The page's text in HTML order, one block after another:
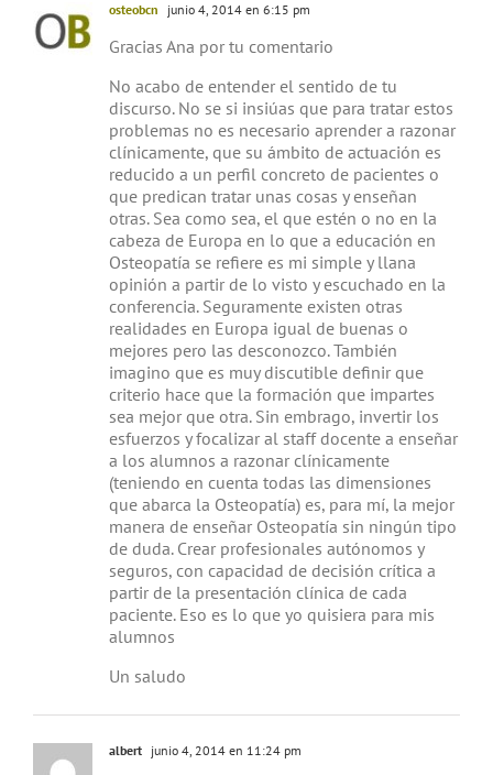
osteobcn junio 4, 2014 en 6:15 pm
Gracias Ana por tu comentario
No acabo de entender el sentido de tu
discurso. No se si insiúas que para tratar estos
problemas no es necesario aprender a razonar
clínicamente, que su ámbito de actuación es
reducido a un perfil concreto de pacientes o
que predican tratar unas cosas y enseñan
otras. Sea como sea, el que estén o no en la
cabeza de Europa en lo que a educación en
Osteopatía se refiere es mi simple y llana
opinión a partir de lo visto y escuchado en la
conferencia. Seguramente existen otras
realidades en Europa igual de buenas o
mejores pero las desconozco. También
imagino que es muy discutible definir que
criterio hace que la formación que impartes
sea mejor que otra. Sin embrago, invertir los
esfuerzos y focalizar al staff docente a enseñar
a los alumnos a razonar clínicamente
(teniendo en cuenta todas las dimensiones
que abarca la Osteopatía) es, para mí, la mejor
manera de enseñar Osteopatía sin ningún tipo
de duda. Crear profesionales autónomos y
seguros, con capacidad de decisión crítica a
partir de la presentación clínica de cada
paciente. Eso es lo que yo quisiera para mis
alumnos
Un saludo
albert junio 4, 2014 en 11:24 pm